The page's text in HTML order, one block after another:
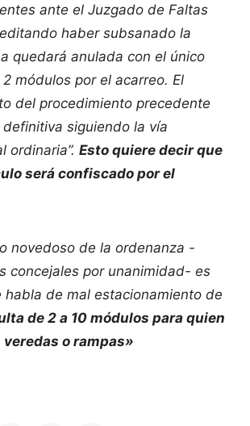
ante el Juzgado de Faltas
haber subsanado la
quedará anulada con el único
módulos por el acarreo. El
del procedimiento precedente
siguiendo la vía
ordinaria”. Esto quiere decir que
será confiscado por el
novedoso de la ordenanza -
concejales por unanimidad- es
habla de mal estacionamiento de
de 2 a 10 módulos para quien
o rampas»